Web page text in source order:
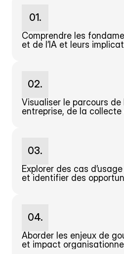
01.
Comprendre les
et de l’IA et leurs
02.
Visualiser le parcours de
entreprise, de la collecte
03.
Explorer des cas
et identifier des
04.
Aborder les enjeux de
et impact organisationnel